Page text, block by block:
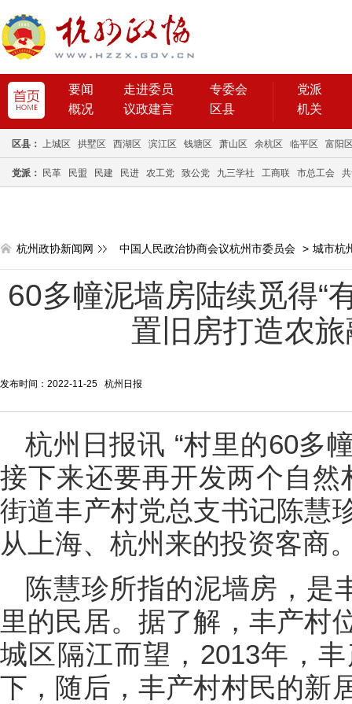
要闻 走进委员
专委会
概况
议政建言 区县
党派
机关
区县： 上城区 拱墅区 西湖区 滨江区 钱塘区 萧山区 余杭区 临平区 富阳
党派： 民革 民盟 民建 民进 农工党 致公党 九三学社 工商联 市总工会
杭州政协新闻网 中国人民政治协商会议杭州市委员会 > 城市杭
60多幢泥墙房陆续觅得“
置旧房打造农
发布时间：2022-11-25 杭州日报
杭州日报讯 “村里的60多
接下来还要再开发两个自然
街道丰产村党总支书记陈慧
从上海、杭州来的投资客商
陈慧珍所指的泥墙房，是
里的民居。据了解，丰产村
城区隔江而望，2013年，
下，随后，丰产村村民的新